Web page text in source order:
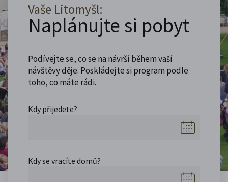
Vaše Litomyšl:
Naplánujte si pobyt
Podívejte se, co se na návrší během vaší
návštěvy děje. Poskládejte si program podle
toho, co máte rádi.
Kdy přijedete?
Kdy se vracíte domů?